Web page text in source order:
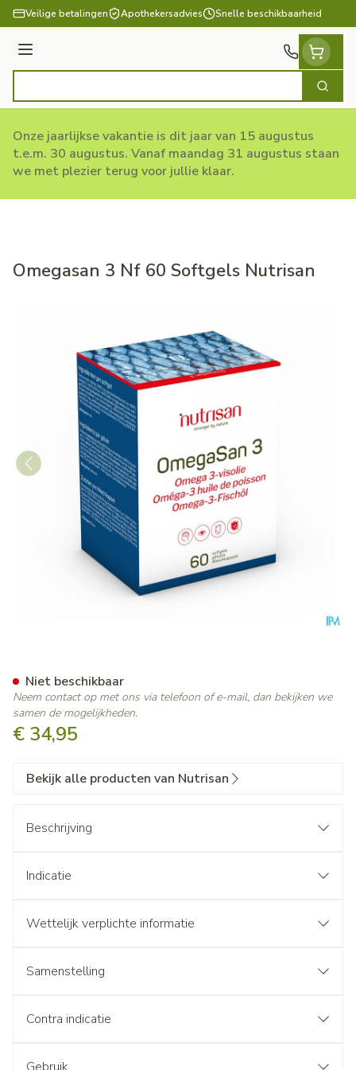
Ga naar de inhoud
Veilige betalingen Apothekersadvies Snelle beschikbaarheid
Menu
Zoek
Onze jaarlijkse vakantie is dit jaar van 15 augustus
t.e.m. 30 augustus. Vanaf maandag 31 augustus staan
we met plezier terug voor jullie klaar.
Omegasan 3 Nf 60 Softgels Nutrisan
€ 34,95
Niet beschikbaar
Neem contact op met ons via telefoon of e-mail, dan bekijken we
samen de mogelijkheden.
Bekijk alle producten van Nutrisan
Beschrijving
Indicatie
Wettelijk verplichte informatie
Samenstelling
Contra indicatie